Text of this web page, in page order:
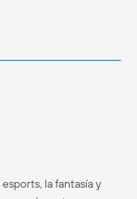
la fantasía y